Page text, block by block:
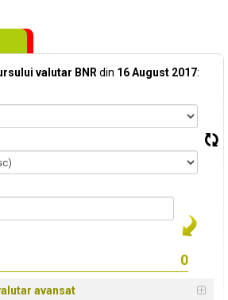
valutar BNR din 16 August 2017:
avansat